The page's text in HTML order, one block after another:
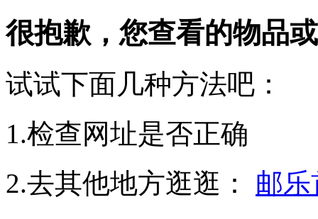
很抱歉，您查看的物品
试试下面几种方法吧：
1.检查网址是否正确
2.去其他地方逛逛：
邮